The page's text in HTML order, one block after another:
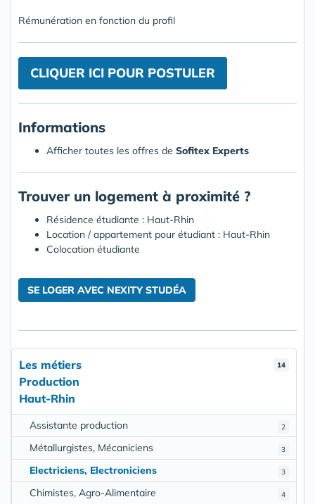
Rémunération en fonction du profil
CLIQUER ICI POUR POSTULER
Informations
Afficher toutes les offres de Sofitex Experts
Trouver un logement à proximité ?
Résidence étudiante : Haut-Rhin
Location / appartement pour étudiant : Haut-Rhin
Colocation étudiante
SE LOGER AVEC NEXITY STUDÉA
14
Les métiers
Production
Haut-Rhin
2
Assistante production
3
Métallurgistes, Mécaniciens
3
Electriciens, Electroniciens
4
Chimistes, Agro-Alimentaire